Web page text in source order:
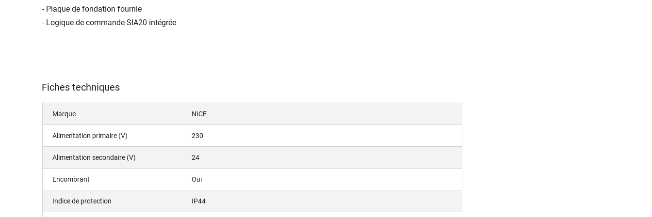
- Plaque de fondation fournie
- Logique de commande SIA20 intégrée
Fiches techniques
Marque NICE
Alimentation primaire (V) 230
Alimentation secondaire (V) 24
Encombrant Oui
Indice de protection IP44